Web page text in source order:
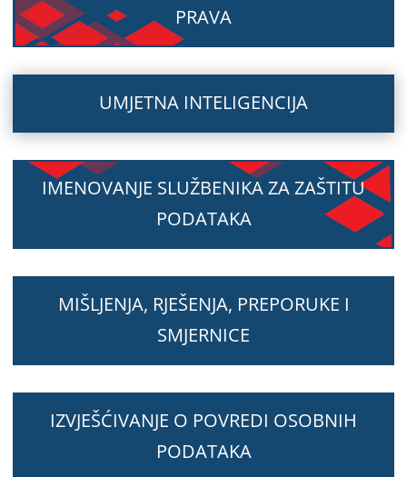
PRAVA
UMJETNA INTELIGENCIJA
IMENOVANJE SLUŽBENIKA ZA ZAŠTITU
PODATAKA
MIŠLJENJA, RJEŠENJA, PREPORUKE I
SMJERNICE
IZVJEŠĆIVANJE O POVREDI OSOBNIH
PODATAKA